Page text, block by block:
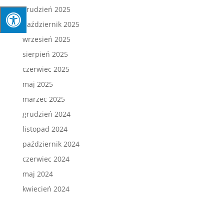
grudzień 2025
październik 2025
wrzesień 2025
sierpień 2025
czerwiec 2025
maj 2025
marzec 2025
grudzień 2024
listopad 2024
październik 2024
czerwiec 2024
maj 2024
kwiecień 2024